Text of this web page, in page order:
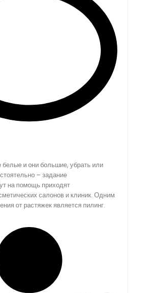
белые и они большие, убрать или
– задание
на помощь приходят
салонов и клиник. Одним
от растяжек является пилинг.